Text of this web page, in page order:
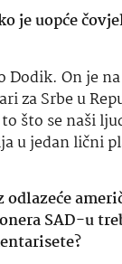
je uopće
On je
za Srbe u
što se naši
u jedan lični
SAD-u
?